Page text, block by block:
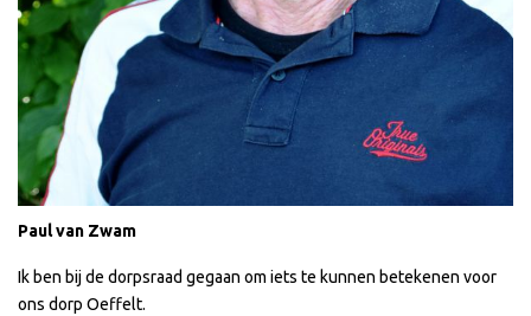
Paul van Zwam
Ik ben bij de dorpsraad gegaan om iets te kunnen betekenen voor
ons dorp Oeffelt.